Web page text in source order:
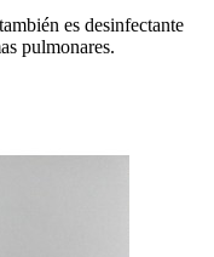
es desinfectante
pulmonares.